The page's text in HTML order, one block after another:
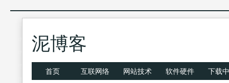
泥博客
首页 互联网络 网站技术 软件硬件
下载